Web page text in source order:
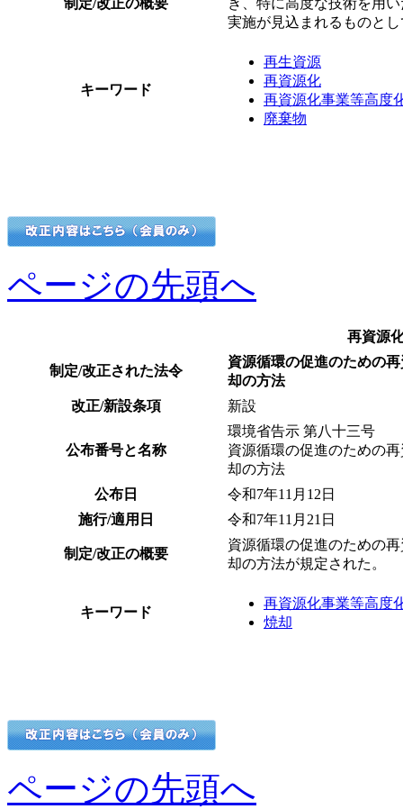
制定/改正の概要
き、特に高度な技術を用
実施が見込まれるものと
キーワード
再生資源
再資源化
再資源化事業等高度
廃棄物
ページの先頭へ
再資源
制定/改正された法令
資源循環の促進のための
却の方法
改正/新設条項
新設
公布番号と名称
環境省告示 第八十三号
資源循環の促進のための
却の方法
公布日
令和7年11月12日
施行/適用日
令和7年11月21日
制定/改正の概要
資源循環の促進のための
却の方法が規定された。
キーワード
再資源化事業等高度
焼却
ページの先頭へ